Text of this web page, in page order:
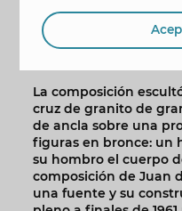
Marina y que reunió,
y militares, vecinos y
La composición
cruz de granito de
de ancla sobre una
figuras en bronce: un
su hombro el cuerpo
composición de Juan
una fuente y su